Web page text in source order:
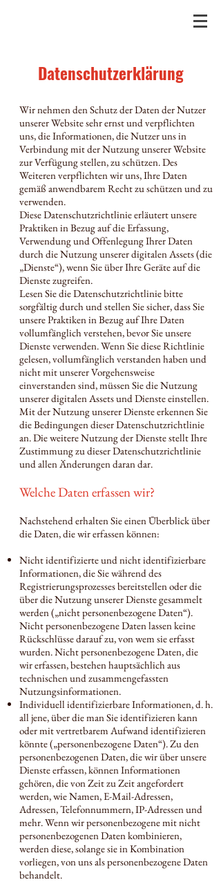
Datenschutzerklärung
Wir nehmen den Schutz der Daten der Nutzer
unserer Website sehr ernst und verpflichten
uns, die Informationen, die Nutzer uns in
Verbindung mit der Nutzung unserer Website
zur Verfügung stellen, zu schützen. Des
Weiteren verpflichten wir uns, Ihre Daten
gemäß anwendbarem Recht zu schützen und zu
verwenden.
Diese Datenschutzrichtlinie erläutert unsere
Praktiken in Bezug auf die Erfassung,
Verwendung und Offenlegung Ihrer Daten
durch die Nutzung unserer digitalen Assets (die
„Dienste“), wenn Sie über Ihre Geräte auf die
Dienste zugreifen.
Lesen Sie die Datenschutzrichtlinie bitte
sorgfältig durch und stellen Sie sicher, dass Sie
unsere Praktiken in Bezug auf Ihre Daten
vollumfänglich verstehen, bevor Sie unsere
Dienste verwenden. Wenn Sie diese Richtlinie
gelesen, vollumfänglich verstanden haben und
nicht mit unserer Vorgehensweise
einverstanden sind, müssen Sie die Nutzung
unserer digitalen Assets und Dienste einstellen.
Mit der Nutzung unserer Dienste erkennen Sie
die Bedingungen dieser Datenschutzrichtlinie
an. Die weitere Nutzung der Dienste stellt Ihre
Zustimmung zu dieser Datenschutzrichtlinie
und allen Änderungen daran dar.
Welche Daten erfassen wir?
Nachstehend erhalten Sie einen Überblick über
die Daten, die wir erfassen können:
Nicht identifizierte und nicht identifizierbare
Informationen, die Sie während des
Registrierungsprozesses bereitstellen oder die
über die Nutzung unserer Dienste gesammelt
werden („nicht personenbezogene Daten“).
Nicht personenbezogene Daten lassen keine
Rückschlüsse darauf zu, von wem sie erfasst
wurden. Nicht personenbezogene Daten, die
wir erfassen, bestehen hauptsächlich aus
technischen und zusammengefassten
Nutzungsinformationen.
Individuell identifizierbare Informationen, d. h.
all jene, über die man Sie identifizieren kann
oder mit vertretbarem Aufwand identifizieren
könnte („personenbezogene Daten“). Zu den
personenbezogenen Daten, die wir über unsere
Dienste erfassen, können Informationen
gehören, die von Zeit zu Zeit angefordert
werden, wie Namen, E-Mail-Adressen,
Adressen, Telefonnummern, IP-Adressen und
mehr. Wenn wir personenbezogene mit nicht
personenbezogenen Daten kombinieren,
werden diese, solange sie in Kombination
vorliegen, von uns als personenbezogene Daten
behandelt.